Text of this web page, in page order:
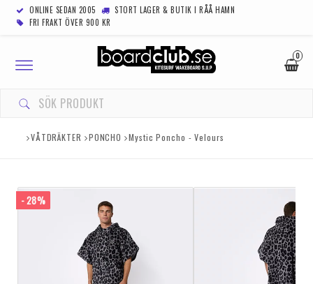
ONLINE SEDAN 2005
STORT LAGER & BUTIK I RÅÅ HAMN
FRI FRAKT ÖVER 900 KR
0
Toggle
navigation
VÅTDRÄKTER PONCHO Mystic Poncho - Velours
- 28%